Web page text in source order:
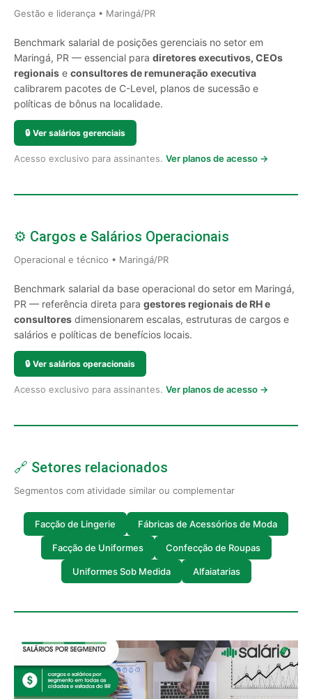
Gestão e liderança • Maringá/PR
Benchmark salarial de posições gerenciais no setor em
Maringá, PR — essencial para diretores executivos, CEOs
regionais e consultores de remuneração executiva
calibrarem pacotes de C-Level, planos de sucessão e
políticas de bônus na localidade.
🔒 Ver salários gerenciais
Acesso exclusivo para assinantes. Ver planos de acesso →
⚙️ Cargos e Salários Operacionais
Operacional e técnico • Maringá/PR
Benchmark salarial da base operacional do setor em Maringá,
PR — referência direta para gestores regionais de RH e
consultores dimensionarem escalas, estruturas de cargos e
salários e políticas de benefícios locais.
🔒 Ver salários operacionais
Acesso exclusivo para assinantes. Ver planos de acesso →
🔗 Setores relacionados
Segmentos com atividade similar ou complementar
Facção de Lingerie Fábricas de Acessórios de Moda
Facção de Uniformes Confecção de Roupas
Uniformes Sob Medida Alfaiatarias